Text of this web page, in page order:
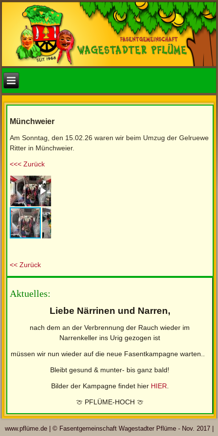
Münchweier
Am Sonntag, den 15.02.26 waren wir beim Umzug der Gelruewe
Ritter in Münchweier.
<<< Zurück
<< Zurück
Aktuelles:
Liebe Närrinen und Narren,
nach dem an der Verbrennung der Rauch wieder im
Narrenkeller ins Urig gezogen ist
müssen wir nun wieder auf die neue Fasentkampagne warten..
Bleibt gesund & munter- bis ganz bald!
Bilder der Kampagne findet hier HIER
🍈 PFLÜME-HOCH 🍈
www.pflüme.de | © Fasentgemeinschaft Wagestadter Pflüme - Nov. 2017 |